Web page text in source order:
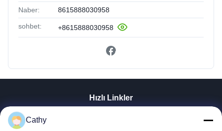
Naber: 8615888030958
sohbet: +8615888030958
Hızlı Linkler
Cathy